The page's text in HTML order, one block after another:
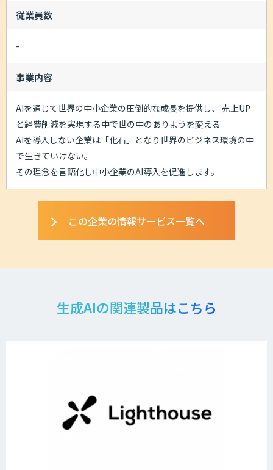
従業員数
-
事業内容
AIを通じて世界の中小企業の圧倒的な成長を提供し、 売上UP
と経費削減を実現する中で世の中のありようを変える
AIを導入しない企業は「化石」となり世界のビジネス環境の中
で生きていけない。
その理念を言語化し中小企業のAI導入を促進します。
この企業の情報サービス一覧へ
生成AIの関連製品はこちら